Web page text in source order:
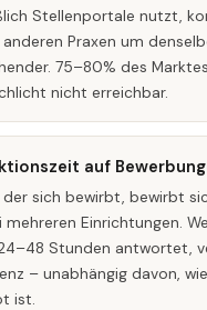
Stellenportale nutzt,
Praxen um
75–80% des
nicht erreichbar.
auf
der sich bewirbt, bewirbt
Einrichtungen.
Stunden antwortet,
– unabhängig davon,
ist.